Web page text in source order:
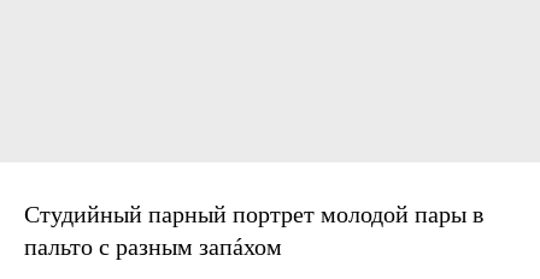
Студийный парный портрет молодой пары в
пальто с разным запáхом